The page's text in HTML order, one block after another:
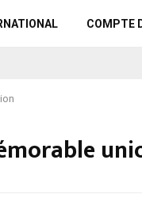
COMPTE